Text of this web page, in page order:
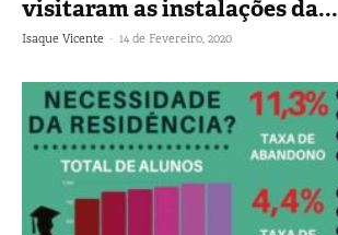
visitaram as instalações da...
Isaque Vicente - 14 de Fevereiro, 2020